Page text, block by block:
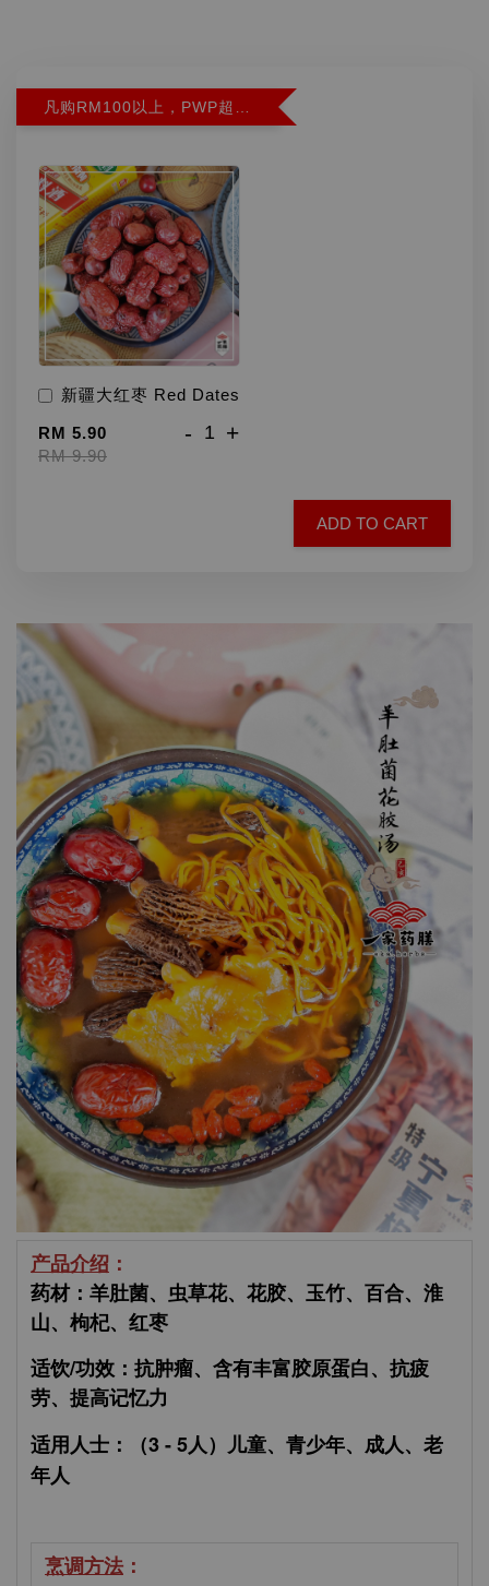
新疆大红枣 Red Dates
RM 5.90
RM 9.90
- +
ADD TO CART
产品介绍 ：
药材：羊肚菌、虫草花、花胶、玉竹、百合、淮
山、枸杞、红枣
适饮/功效：抗肿瘤、含有丰富胶原蛋白、抗疲
劳、提高记忆力
适用人士：（3 - 5人） 儿童、青少年、成人、老
年人
烹调方法 ：